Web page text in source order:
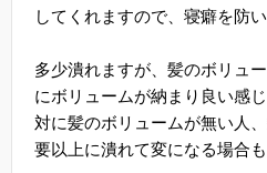
してくれますので、寝癖を防い
多少潰れますが、髪のボリュ
にボリュームが納まり良い感
対に髪のボリュームが無い人
要以上に潰れて変になる場合も